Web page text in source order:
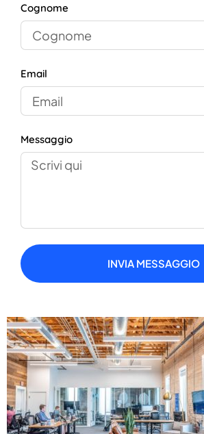
Cognome
Email
Messaggio
INVIA MESSAGGIO